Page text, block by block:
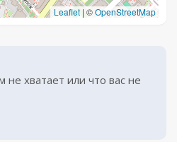
Leaflet | ©OpenStreetMap
не хватает или что вас не